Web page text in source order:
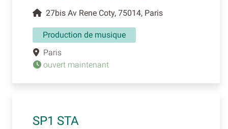
27bis Av Rene Coty, 75014, Paris
Production de musique
Paris
ouvert maintenant
SP1 STA